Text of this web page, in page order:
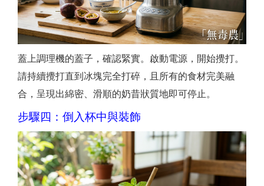
蓋上調理機的蓋子，確認緊實。啟動電源，開始攪打。
請持續攪打直到冰塊完全打碎，且所有的食材完美融
合，呈現出綿密、滑順的奶昔狀質地即可停止。
步驟四：倒入杯中與裝飾